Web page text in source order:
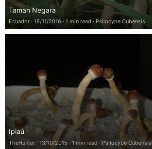
Taman Negara
Ecuador 18/11/2016 1 min read Psilocybe Cubensis
Ipiaú
TheHunter 13/10/2015 1 min read Psilocybe Cubensis